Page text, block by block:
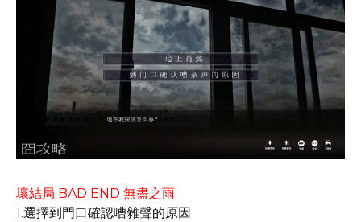
壞結局 BAD END 無盡之雨
1.選擇到門口確認嘈雜聲的​​原因